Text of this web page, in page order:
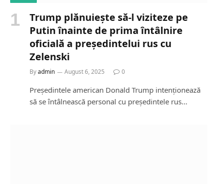
Trump plănuiește să-l viziteze pe
Putin înainte de prima întâlnire
oficială a președintelui rus cu
Zelenski
Byadmin August 6, 2025 0
Președintele american Donald Trump intenționează
să se întâlnească personal cu președintele rus…